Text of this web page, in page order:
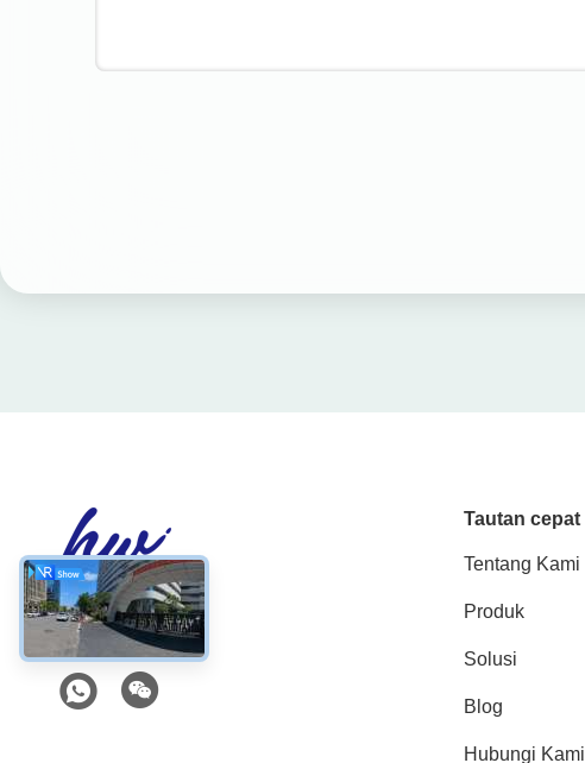
Media Sosial
Tautan cepat
Tentang Kami
Produk
Solusi
Blog
Hubungi Kami